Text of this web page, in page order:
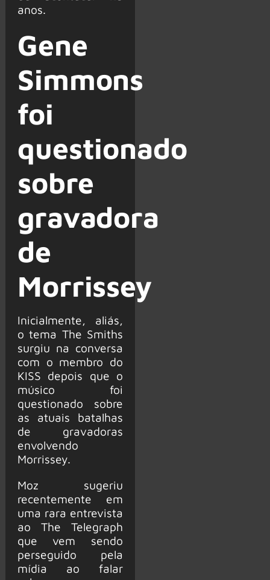
anos.
Gene
Simmons
foi
questionado
sobre
gravadora
de
Morrissey
Inicialmente, aliás,
o tema The Smiths
surgiu na conversa
com o membro do
KISS depois que o
músico foi
questionado sobre
as atuais batalhas
de gravadoras
envolvendo
Morrissey.
Moz sugeriu
recentemente em
uma rara entrevista
ao The Telegraph
que vem sendo
perseguido pela
mídia ao falar